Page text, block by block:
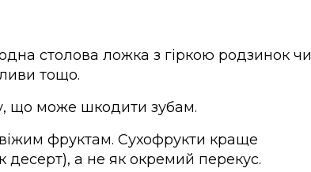
столова ложка з гіркою родзинок чи
тощо.
що може шкодити зубам.
фруктам. Сухофрукти краще
а не як окремий перекус.